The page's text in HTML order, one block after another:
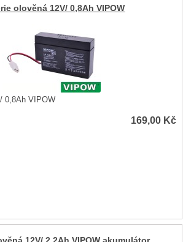
olověná 12V/ 0,8Ah VIPOW
0,8Ah VIPOW
169,00 Kč